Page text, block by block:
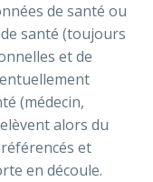
de santé ou
santé (toujours
et de
(médecin,
alors du
et
en découle.